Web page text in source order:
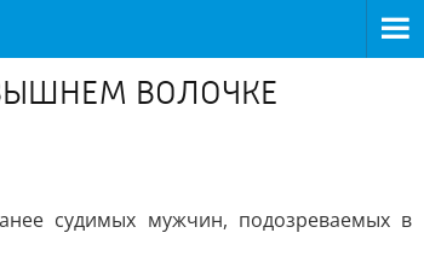
ВОЛОЧКЕ
судимых мужчин, подозреваемых в